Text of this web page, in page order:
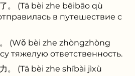
。 (Tā bèi zhe bēibāo qù
в путешествие с
。 (Wǒ bèi zhe zhòngzhòng
тяжелую ответственность.
。 (Tā bèi zhe shībài jìxù